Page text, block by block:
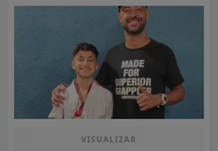
VISUALIZAR